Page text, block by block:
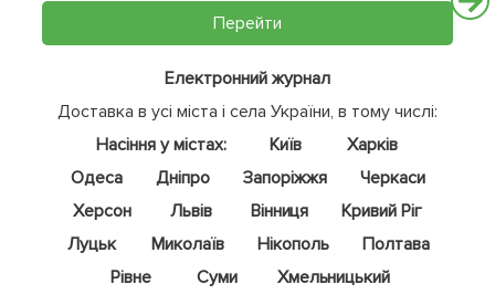
Перейти
Електронний журнал
Доставка в усі міста і села України, в тому числі:
Насіння у містах:
Київ
Харків
Одеса
Дніпро Запоріжжя
Черкаси
Херсон
Львів Вінниця
Кривий Ріг
Луцьк
Миколаїв Нікополь
Полтава
Рівне
Суми
Хмельницький